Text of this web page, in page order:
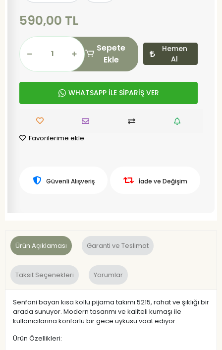
590,00 TL
Sepete
Ekle
Hemen
Al
WHATSAPP İLE SİPARİŞ VER
Favorilerime ekle
Güvenli Alışveriş İade ve Değişim
Ürün Açıklaması Garanti ve Teslimat
Taksit Seçenekleri Yorumlar
Senfoni bayan kısa kollu pijama takımı 5215, rahat ve şıklığı bir
arada sunuyor. Modern tasarımı ve kaliteli kumaşı ile
kullanıcılarına konforlu bir gece uykusu vaat ediyor.
Ürün Özellikleri: